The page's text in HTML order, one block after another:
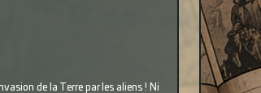
de la Terre par les aliens ! Ni